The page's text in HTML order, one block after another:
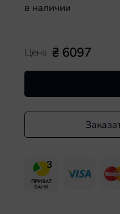
в наличии
Цена ₴ 6097